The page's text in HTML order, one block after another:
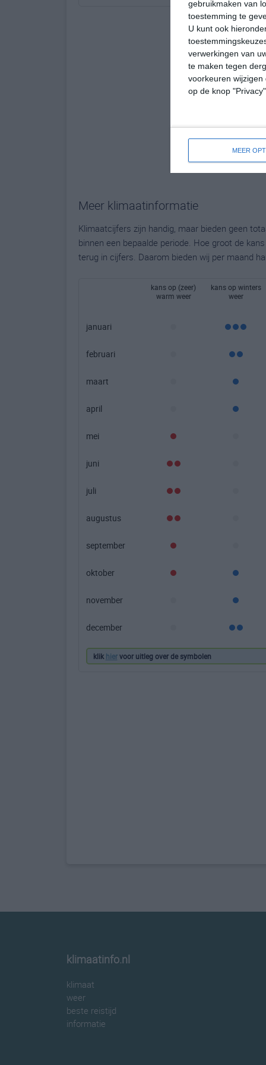
gebruikmaken van
toestemming te
U kunt ook
verwerkingen van
te maken tegen
voorkeuren
op de knop
MEER
Meer klimaatinformatie
Klimaatcijfers zijn handig, maar bieden geen
binnen een bepaalde periode. Hoe groot de
terug in cijfers. Daarom bieden wij per maand
kans op (zeer)
warm weer
kans op winters
weer
januari
februari
maart
april
mei
juni
juli
augustus
september
oktober
november
december
klik hiervoor uitleg over de symbolen
klimaatinfo.nl
klimaat
weer
beste reistijd
informatie